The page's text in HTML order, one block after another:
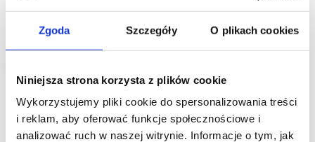
Zgoda Szczegóły O plikach cookies
Niniejsza strona korzysta z plików cookie
Wykorzystujemy pliki cookie do spersonalizowania treści
i reklam, aby oferować funkcje społecznościowe i
analizować ruch w naszej witrynie. Informacje o tym, jak
obiektów jest w stanie zapewnić warunki pozwalające
gastronomii na utrzymanie - mówi Marek Rogala,
założyciel FOOD FIGHTERS.